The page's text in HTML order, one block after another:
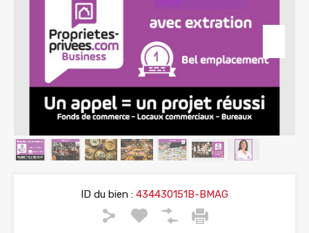
ID du bien : 434430151B-BMAG